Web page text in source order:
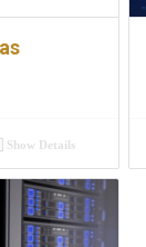
Show Details